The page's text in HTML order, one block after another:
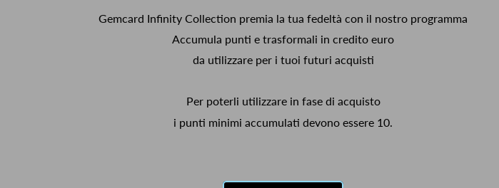
Gemcard Infinity Collection premia la tua fedeltà con il nostro programma
Accumula punti e trasformali in credito euro
da utilizzare per i tuoi futuri acquisti
Per poterli utilizzare in fase di acquisto
i punti minimi accumulati devono essere 10.